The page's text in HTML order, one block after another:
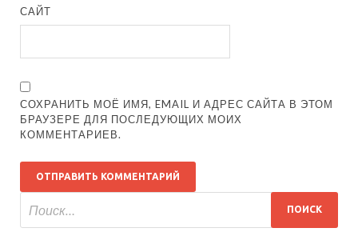
САЙТ
СОХРАНИТЬ МОЁ ИМЯ, EMAIL И АДРЕС САЙТА В ЭТОМ
БРАУЗЕРЕ ДЛЯ ПОСЛЕДУЮЩИХ МОИХ
КОММЕНТАРИЕВ.